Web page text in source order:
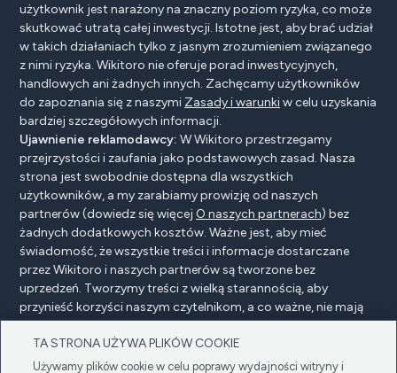
TA STRONA UŻYWA PLIKÓW COOKIE
Używamy plików cookie w celu poprawy wydajności witryny i
użytkownik jest narażony na znaczny poziom ryzyka, co może
skutkować utratą całej inwestycji. Istotne jest, aby brać udział
w takich działaniach tylko z jasnym zrozumieniem związanego
z nimi ryzyka. Wikitoro nie oferuje porad inwestycyjnych,
handlowych ani żadnych innych. Zachęcamy użytkowników
do zapoznania się z naszymi Zasady i warunkiw celu uzyskania
bardziej szczegółowych informacji.
Ujawnienie reklamodawcy: W Wikitoro przestrzegamy
przejrzystości i zaufania jako podstawowych zasad. Nasza
strona jest swobodnie dostępna dla wszystkich
użytkowników, a my zarabiamy prowizję od naszych
partnerów (dowiedz się więcej O naszych partnerach) bez
żadnych dodatkowych kosztów. Ważne jest, aby mieć
świadomość, że wszystkie treści i informacje dostarczane
przez Wikitoro i naszych partnerów są tworzone bez
uprzedzeń. Tworzymy treści z wielką starannością, aby
przynieść korzyści naszym czytelnikom, a co ważne, nie mają
na nie wpływu żadne umowy o wynagrodzenie z naszymi
partnerami.